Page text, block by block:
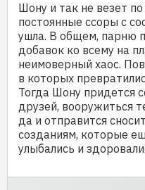
Шону и так не везет
постоянные ссоры с
ушла. В общем, парню
добавок ко всему на
неимоверный хаос.
в которых
Тогда Шону придется
друзей, вооружиться
да и отправится
созданиям, которые
улыбались и